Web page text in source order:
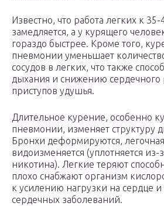
Известно, что работа легких к 35-
замедляется, а у курящего
гораздо быстрее. Кроме того,
пневмонии уменьшает
сосудов в легких, что также
дыхания и снижению
приступов удушья.
Длительное курение, особенно
пневмонии, изменяет структуру
Бронхи деформируются,
видоизменяется (уплотняется из-
никотина). Легкие теряют
плохо снабжают организм
к усилению нагрузки на сердце
сердечных заболеваний.